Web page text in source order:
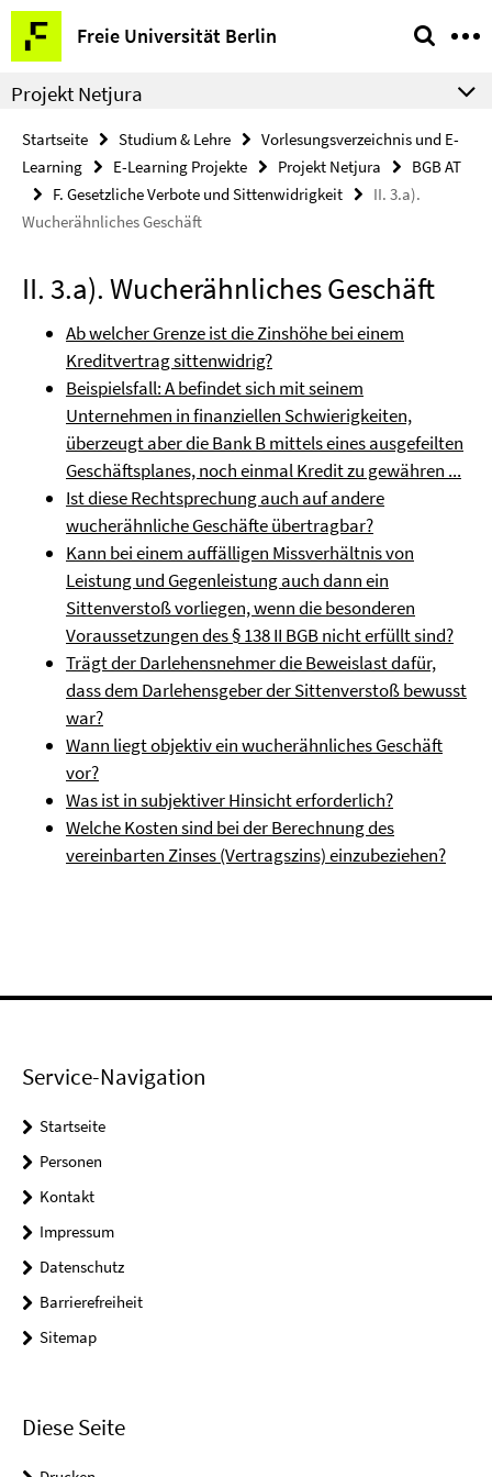
Springe
direkt
zu
Inhalt
Freie Universität Berlin
Service-
Navigation
Projekt Netjura
Startseite Studium & Lehre
Vorlesungsverzeichnis und E-
Learning
E-Learning Projekte Projekt Netjura
BGB AT
F. Gesetzliche Verbote und Sittenwidrigkeit
II. 3.a).
Wucherähnliches Geschäft
II. 3.a). Wucherähnliches Geschäft
Ab welcher Grenze ist die Zinshöhe bei einem
Kreditvertrag sittenwidrig?
Beispielsfall: A befindet sich mit seinem
Unternehmen in finanziellen Schwierigkeiten,
überzeugt aber die Bank B mittels eines ausgefeilten
Geschäftsplanes, noch einmal Kredit zu gewähren ...
Ist diese Rechtsprechung auch auf andere
wucherähnliche Geschäfte übertragbar?
Kann bei einem auffälligen Missverhältnis von
Leistung und Gegenleistung auch dann ein
Sittenverstoß vorliegen, wenn die besonderen
Voraussetzungen des § 138 II BGB nicht erfüllt sind?
Trägt der Darlehensnehmer die Beweislast dafür,
dass dem Darlehensgeber der Sittenverstoß bewusst
war?
Wann liegt objektiv ein wucherähnliches Geschäft
vor?
Was ist in subjektiver Hinsicht erforderlich?
Welche Kosten sind bei der Berechnung des
vereinbarten Zinses (Vertragszins) einzubeziehen?
Service-Navigation
Startseite
Personen
Kontakt
Impressum
Datenschutz
Barrierefreiheit
Sitemap
Diese Seite